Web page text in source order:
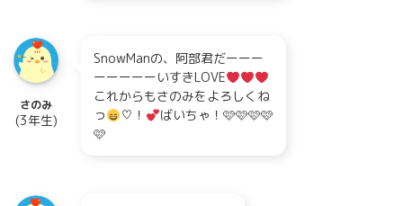
さのみ
(3年生)
SnowManの、阿部君だーーー
ーーーーーいすきLOVE
これからもさのみをよろしくね
っ
♡！
ばいちゃ！🩷🩷🩷🩷
🩷